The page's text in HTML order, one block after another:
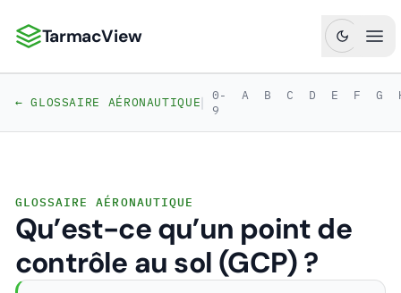
TarmacView : Analyses aéronautiques de précision
TarmacView
← GLOSSAIRE AÉRONAUTIQUE| 0-
9
A B C D E F G
GLOSSAIRE AÉRONAUTIQUE
Qu’est-ce qu’un point de
contrôle au sol (GCP) ?